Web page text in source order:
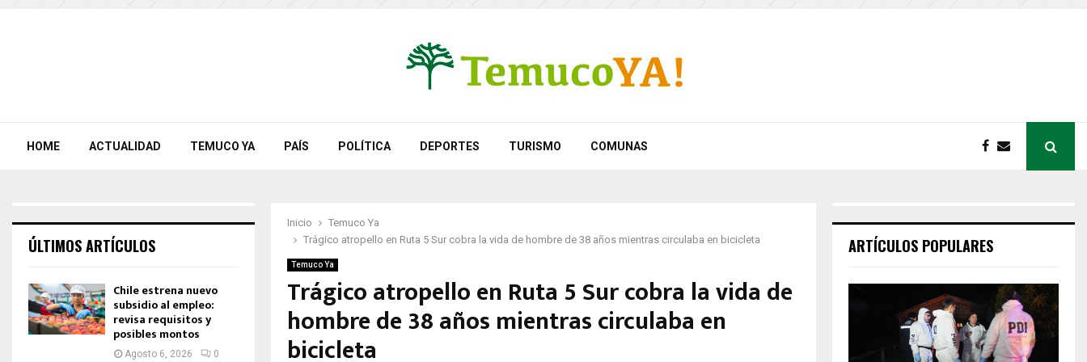
HOME ACTUALIDAD TEMUCO YA PAÍS POLÍTICA DEPORTES TURISMO COMUNAS
Inicio
Temuco Ya
Trágico atropello en Ruta 5 Sur cobra la vida de hombre de 38 años mientras circulaba en bicicleta
Temuco Ya
Trágico atropello en Ruta 5 Sur cobra la vida de
hombre de 38 años mientras circulaba en
bicicleta
ÚLTIMOS ARTÍCULOS
Chile estrena nuevo
subsidio al empleo:
revisa requisitos y
posibles montos
Agosto 6, 2026 0
ARTÍCULOS POPULARES